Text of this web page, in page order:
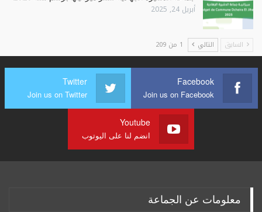
أبريل 24, 2025
السابق التالي 1 من 209
Facebook
Join us on Facebook
Twitter
Join us on Twitter
Youtube
انضم لنا على اليوتوب
معلومات عن الجماعة